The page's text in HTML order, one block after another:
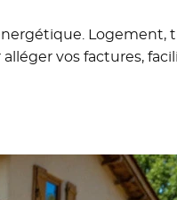
Logement,
vos factures,